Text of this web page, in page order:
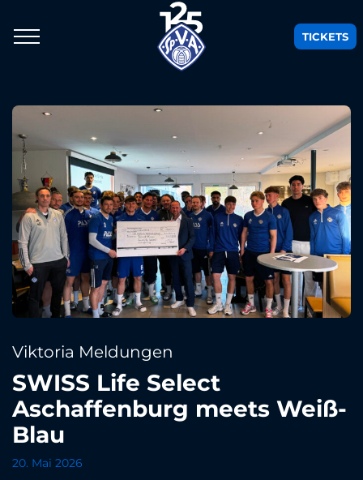
TICKETS
Viktoria Meldungen
SWISS Life Select
Aschaffenburg meets Weiß-
Blau
20. Mai 2026